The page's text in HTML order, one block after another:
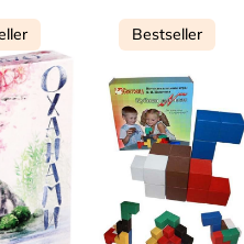
Bestseller